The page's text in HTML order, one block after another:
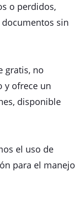
o perdidos,
sin
gratis, no
y ofrece un
disponible
el uso de
para el manejo